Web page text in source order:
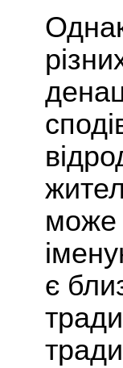
може
є